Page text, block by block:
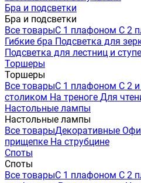
Бра и подсветки
Бра и подсветки
Все товарыС 1 плафоном С 2
Гибкие бра Подсветка для
Подсветка для лестниц и
Торшеры
Торшеры
Все товарыС 1 плафоном С 2
столиком На треноге Для
Настольные лампы
Настольные лампы
Все товарыДекоративные
прищепке На струбцине
Споты
Споты
Все товарыС 1 плафоном С 2